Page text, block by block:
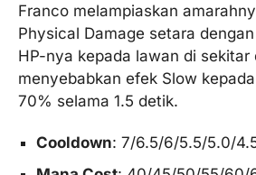
Franco melampiaskan
Physical Damage setara
HP-nya kepada lawan di sekitar
menyebabkan efek Slow
70% selama 1.5 detik.
Cooldown: 7/6.5/6/5.5/5.0/